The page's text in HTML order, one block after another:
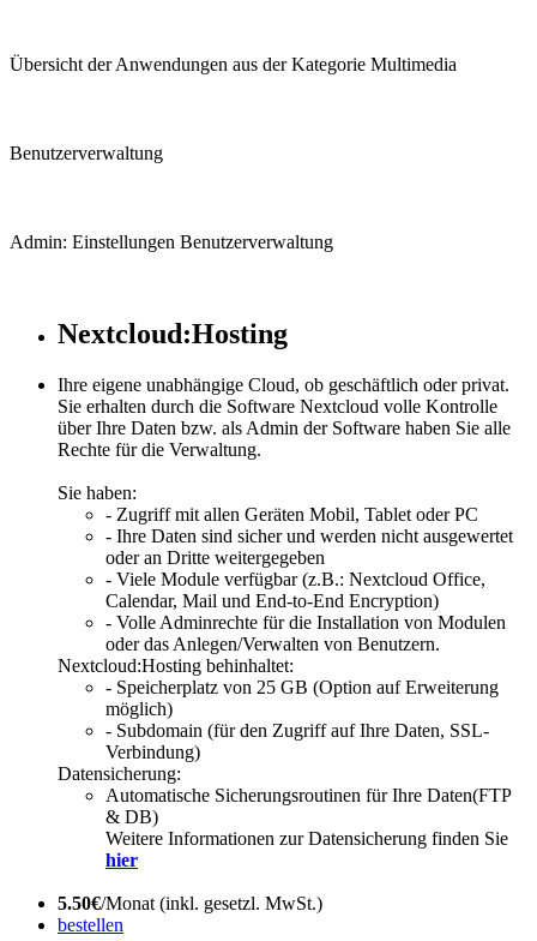
Übersicht der Anwendungen aus der Kategorie Multimedia
Benutzerverwaltung
Admin: Einstellungen Benutzerverwaltung
Nextcloud:Hosting
Ihre eigene unabhängige Cloud, ob geschäftlich oder privat.
Sie erhalten durch die Software Nextcloud volle Kontrolle
über Ihre Daten bzw. als Admin der Software haben Sie alle
Rechte für die Verwaltung.
Sie haben:
- Zugriff mit allen Geräten Mobil, Tablet oder PC
- Ihre Daten sind sicher und werden nicht ausgewertet
oder an Dritte weitergegeben
- Viele Module verfügbar (z.B.: Nextcloud Office,
Calendar, Mail und End-to-End Encryption)
- Volle Adminrechte für die Installation von Modulen
oder das Anlegen/Verwalten von Benutzern.
Nextcloud:Hosting behinhaltet:
- Speicherplatz von 25 GB (Option auf Erweiterung
möglich)
- Subdomain (für den Zugriff auf Ihre Daten, SSL-
Verbindung)
Datensicherung:
Automatische Sicherungsroutinen für Ihre Daten(FTP
& DB)
Weitere Informationen zur Datensicherung finden Sie
hier
5.50€/Monat (inkl. gesetzl. MwSt.)
bestellen